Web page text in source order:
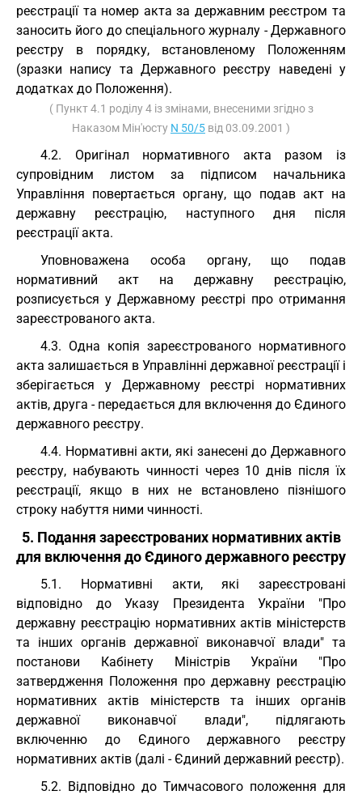
реєстрації та номер акта за державним реєстром та
заносить його до спеціального журналу - Державного
реєстру в порядку, встановленому Положенням
(зразки напису та Державного реєстру наведені у
додатках до Положення).
( Пункт 4.1 роділу 4 із змінами, внесеними згідно з
Наказом Мін'юсту N 50/5 від 03.09.2001 )
4.2. Оригінал нормативного акта разом із
супровідним листом за підписом начальника
Управління повертається органу, що подав акт на
державну реєстрацію, наступного дня після
реєстрації акта.
Уповноважена особа органу, що подав
нормативний акт на державну реєстрацію,
розписується у Державному реєстрі про отримання
зареєстрованого акта.
4.3. Одна копія зареєстрованого нормативного
акта залишається в Управлінні державної реєстрації і
зберігається у Державному реєстрі нормативних
актів, друга - передається для включення до Єдиного
державного реєстру.
4.4. Нормативні акти, які занесені до Державного
реєстру, набувають чинності через 10 днів після їх
реєстрації, якщо в них не встановлено пізнішого
строку набуття ними чинності.
5. Подання зареєстрованих нормативних актів
для включення до Єдиного державного реєстру
5.1. Нормативні акти, які зареєстровані
відповідно до Указу Президента України "Про
державну реєстрацію нормативних актів міністерств
та інших органів державної виконавчої влади" та
постанови Кабінету Міністрів України "Про
затвердження Положення про державну реєстрацію
нормативних актів міністерств та інших органів
державної виконавчої влади", підлягають
включенню до Єдиного державного реєстру
нормативних актів (далі - Єдиний державний реєстр).
5.2. Відповідно до Тимчасового положення для